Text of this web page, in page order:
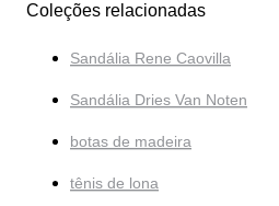
Coleções relacionadas
Sandália Rene Caovilla
Sandália Dries Van Noten
botas de madeira
tênis de lona